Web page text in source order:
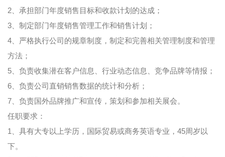
2、承担部门年度销售目标和收款计划的达成；
3、制定部门年度销售管理工作和销售计划；
4、严格执行公司的规章制度，制定和完善相关管理制度和管理
方法；
5、负责收集潜在客户信息、行业动态信息、竞争品牌等情报；
6、负责公司直销销售数据的统计和分析；
7、负责国外品牌推广和宣传，策划和参加相关展会。
任职要求：
1、具有大专以上学历，国际贸易或商务英语专业，45周岁以
下。